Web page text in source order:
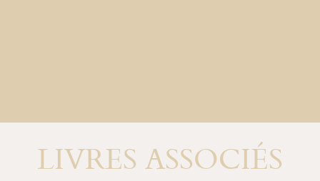
LIVRES ASSOCIÉS